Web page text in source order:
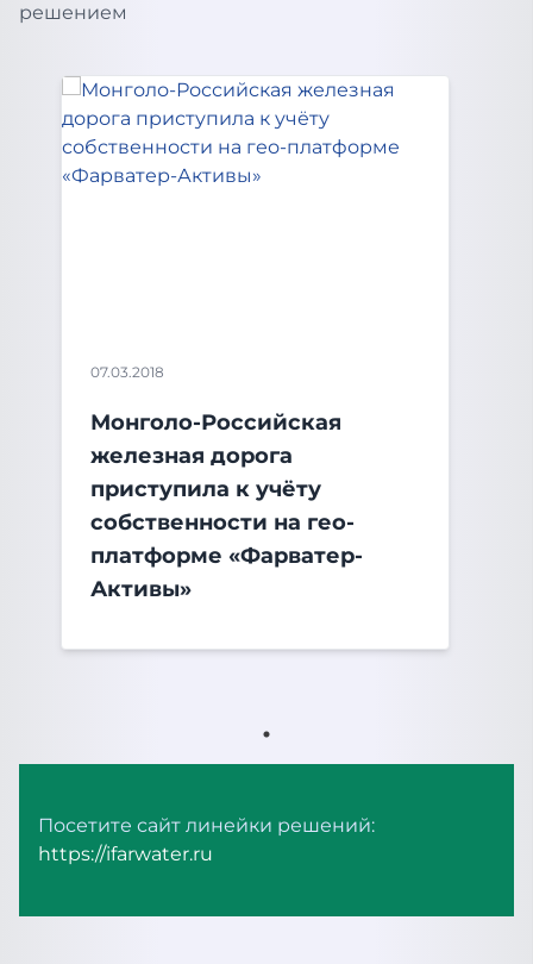
решением
07.03.2018
Монголо-Российская
железная дорога
приступила к учёту
собственности на гео-
платформе «Фарватер-
Активы»
Посетите сайт линейки решений:
https://ifarwater.ru